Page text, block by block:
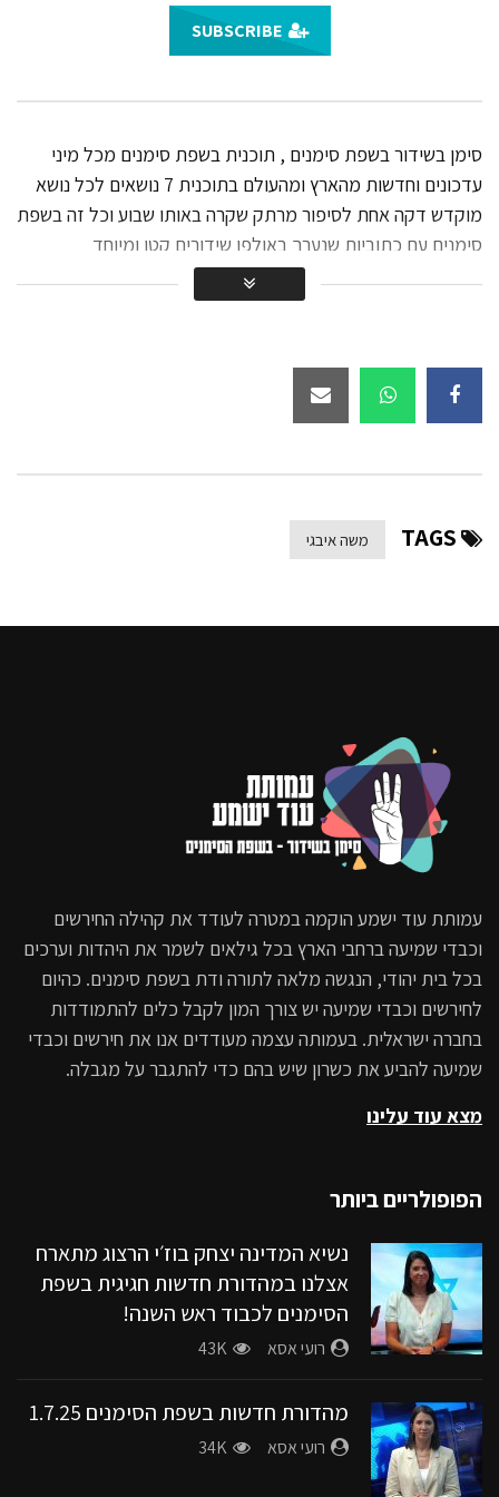
מהדורה מס’ 5
14.5K
סוף שבוע טוב | עם משה איבגי –
11K
סוף שבוע טוב | עם משה איבגי –
מהדורה מס’ 7
13.1K
10.9K
מהדורה מס’ 9
סוף שבוע טוב | עם משה איבגי –
סוף שבוע טוב | עם משה איבגי –
מהדורה מס’ 12
15.4K
מהדורה מס’ 13
17.2K
סוף שבוע טוב | עם משה איבגי –
מהדורה מס’ 14
18K
סוף שבוע טוב | עם משה איבגי –
סוף שבוע טוב | עם משה איבגי –
מהדורה מס’ 16
9.7K
סוף שבוע טוב | עם משה איבגי –
מהדורה מס’ 17
סוף שבוע טוב | עם משה איבגי –
SUBSCRIBE
סימן בשידור בשפת סימנים , תוכנית בשפת סימנים מכל מיני
עדכונים וחדשות מהארץ ומהעולם בתוכנית 7 נושאים לכל נושא
מוקדש דקה אחת לסיפור מרתק שקרה באותו שבוע וכל זה בשפת
סימנים עם כתוביות שנערך באולפן שידורים קטן ומיוחד
TAGS משה איבגי
עמותת עוד ישמע הוקמה במטרה לעודד את קהילה החירשים
וכבדי שמיעה ברחבי הארץ בכל גילאים לשמר את היהדות וערכים
בכל בית יהודי, הנגשה מלאה לתורה ודת בשפת סימנים. כהיום
לחירשים וכבדי שמיעה יש צורך המון לקבל כלים להתמודדות
בחברה ישראלית. בעמותה עצמה מעודדים אנו את חירשים וכבדי
שמיעה להביע את כשרון שיש בהם כדי להתגבר על מגבלה.
מצא עוד עלינו
הפופולריים ביותר
נשיא המדינה יצחק בוז׳י הרצוג מתארח
אצלנו במהדורת חדשות חגיגית בשפת
הסימנים לכבוד ראש השנה!
רועי אסא 43K
מהדורת חדשות בשפת הסימנים 1.7.25
רועי אסא 34K